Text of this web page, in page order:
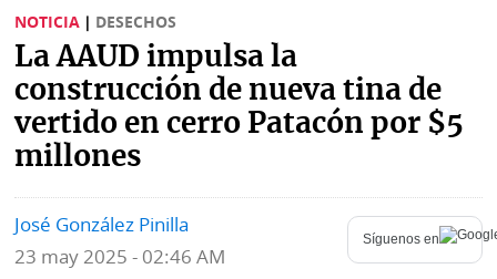
Sociedad
Judiciales
Política
Economía
Deportes
Status
K
Vivir+
Blogs
Fotografías
NOTICIA | DESECHOS
La AAUD impulsa la
construcción de nueva tina de
vertido en cerro Patacón por $5
millones
José González Pinilla
23 may 2025 - 02:46 AM
Síguenos en